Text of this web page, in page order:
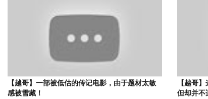
【越哥】一部被低估的传记电影，由于题材太敏
感被雪藏！
【越哥
但却并不